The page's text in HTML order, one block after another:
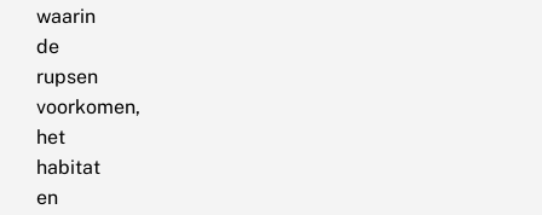
waarin
de
rupsen
voorkomen,
het
habitat
en